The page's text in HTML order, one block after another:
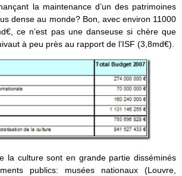
la maintenance d’un des patrimoines
dense au monde? Bon, avec environ 11000
ce n’est pas une danseuse si chère que
à peu près au rapport de l’ISF (3,8md€).
la culture sont en grande partie disséminés
publics: musées nationaux (Louvre,